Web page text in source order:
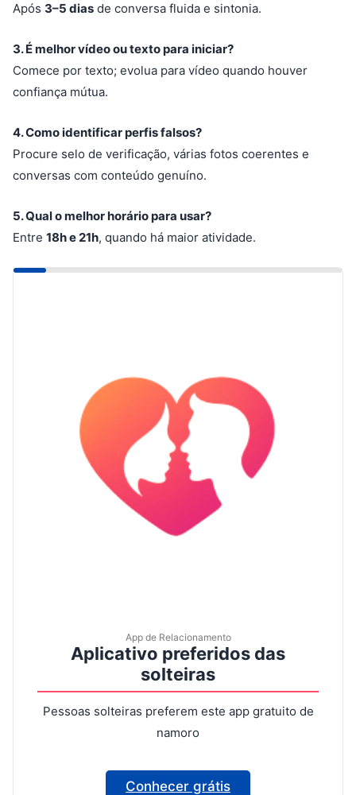
Após 3–5 dias de conversa fluida e sintonia.
3. É melhor vídeo ou texto para iniciar?
Comece por texto; evolua para vídeo quando houver
confiança mútua.
4. Como identificar perfis falsos?
Procure selo de verificação, várias fotos coerentes e
conversas com conteúdo genuíno.
5. Qual o melhor horário para usar?
Entre 18h e 21h, quando há maior atividade.
App de Relacionamento
Aplicativo preferidos das
solteiras
Pessoas solteiras preferem este app gratuito de
namoro
Conhecer grátis